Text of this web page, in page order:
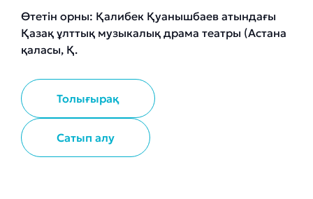
Өтетін орны: Қалибек Қуанышбаев атындағы
Қазақ ұлттық музыкалық драма театры (Астана
қаласы, Қ.
Толығырақ
Сатып алу